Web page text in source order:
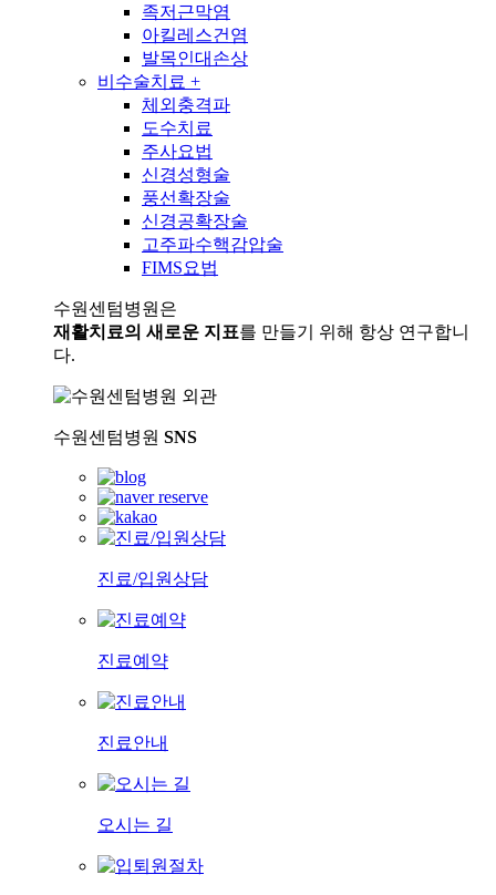
족저근막염
아킬레스건염
발목인대손상
비수술치료 +
체외충격파
도수치료
주사요법
신경성형술
풍선확장술
신경공확장술
고주파수핵감압술
FIMS요법
수원센텀병원은
재활치료의 새로운 지표를 만들기 위해 항상 연구합니
다.
수원센텀병원 SNS
진료/입원상담
진료예약
진료안내
오시는 길